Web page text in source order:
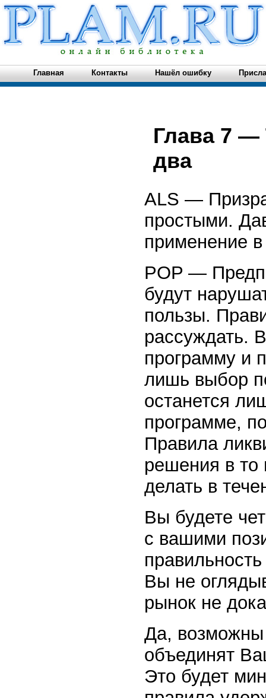
Главная Контакты Нашёл ошибку
Глава 7 —
два
ALS —
простыми.
применение
POP —
будут
пользы.
рассуждать.
программу и
лишь выбор
останется
программе,
Правила
решения в то
делать в
Вы будете
с вашими
Вы не
рынок не
Да, возможны
объединят
Это будет